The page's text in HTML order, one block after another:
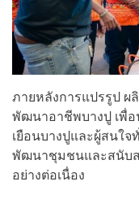
ภายหลังการแปรรูป
พัฒนาอาชีพบางปู เพื่อ
เยือนบางปูและผู้สนใจ
พัฒนาชุมชนและสนับ
อย่างต่อเนื่อง